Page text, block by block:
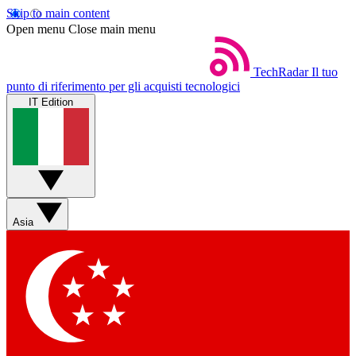
Skip to main content
Open menu Close main menu
TechRadar Il tuo
punto di riferimento per gli acquisti tecnologici
IT Edition
Asia